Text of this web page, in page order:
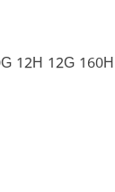
12H 12G